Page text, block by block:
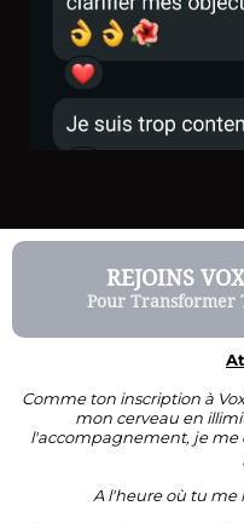
REJOINS
Pour Transformer
Comme ton inscription à
mon cerveau en
l'accompagnement, je me
A l'heure où tu me